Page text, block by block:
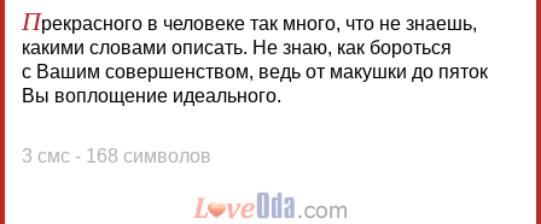
Прекрасного в человеке так много, что не знаешь,
какими словами описать. Не знаю, как бороться
с Вашим совершенством, ведь от макушки до пяток
Вы воплощение идеального.
3 смс - 168 символов